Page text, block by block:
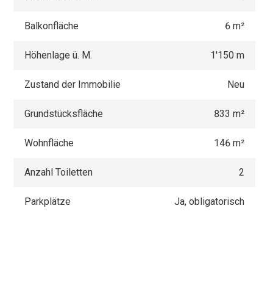
Balkonfläche 6 m²
Höhenlage ü. M. 1'150 m
Zustand der Immobilie Neu
Grundstücksfläche 833 m²
Wohnfläche 146 m²
Anzahl Toiletten 2
Parkplätze Ja, obligatorisch